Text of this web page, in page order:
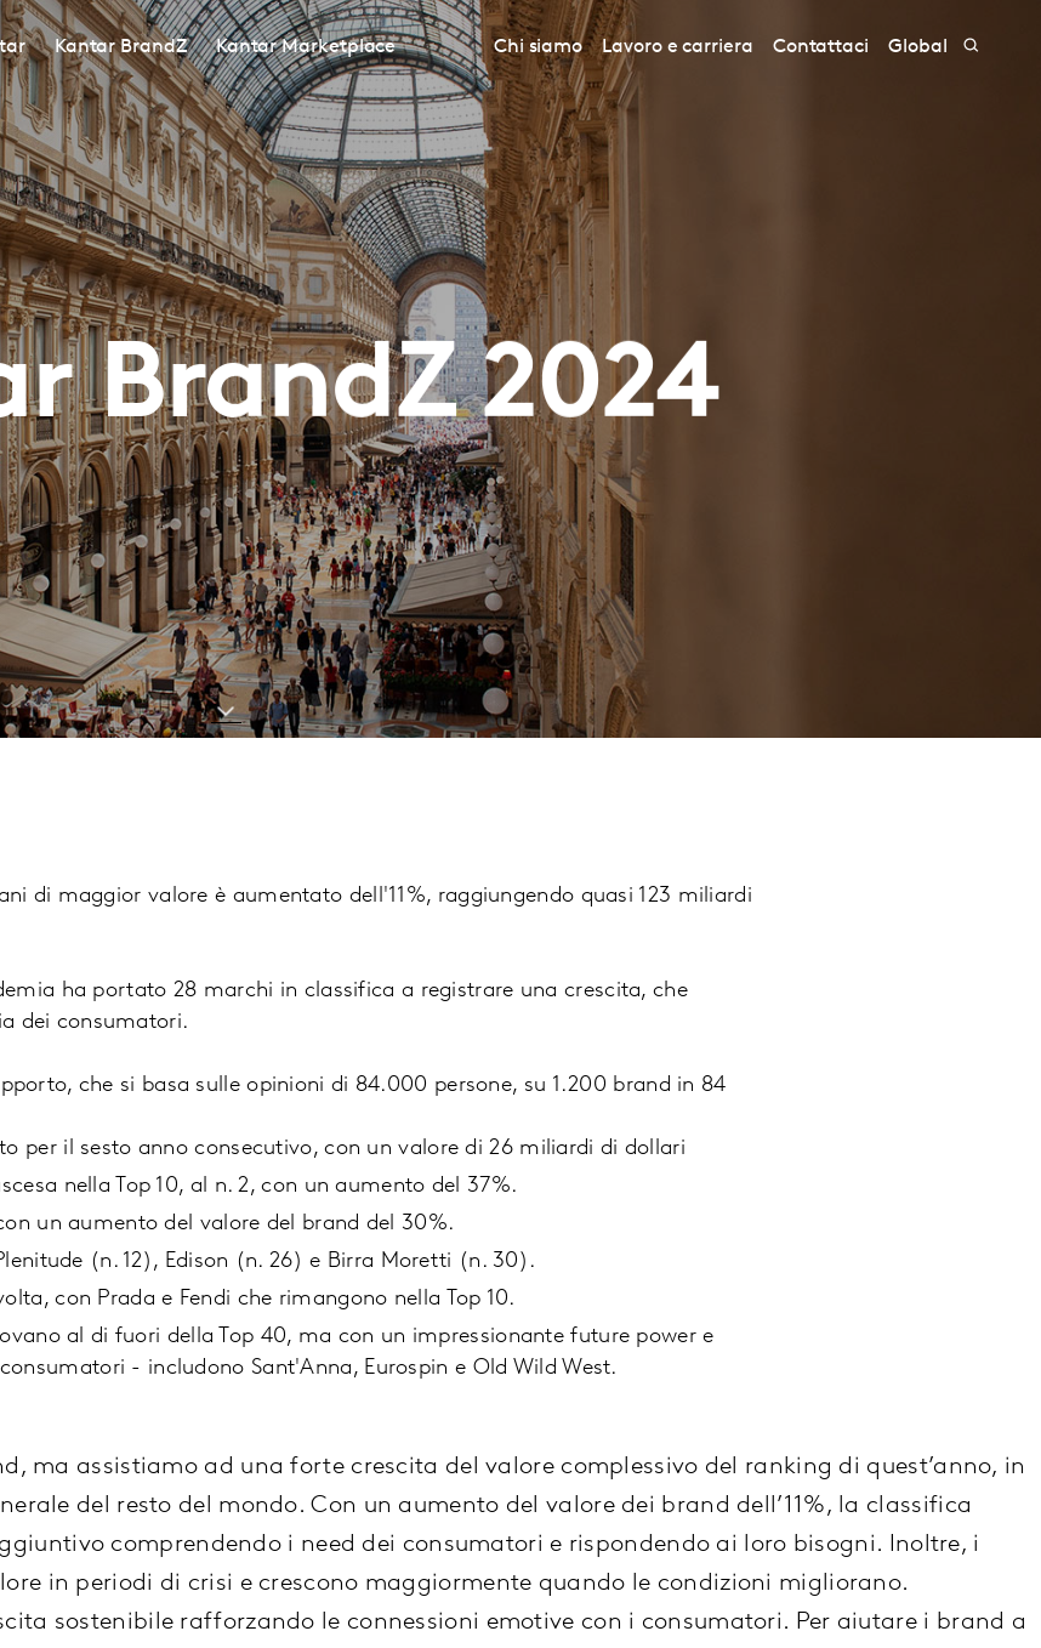
Kantar BrandZ Kantar Marketplace Chi siamo Lavoro e carriera Contattaci Global
BrandZ 2024
di maggior valore è aumentato dell'11%, raggiungendo quasi 123 miliardi
ha portato 28 marchi in classifica a registrare una crescita, che
dei consumatori.
che si basa sulle opinioni di 84.000 persone, su 1.200 brand in 84
per il sesto anno consecutivo, con un valore di 26 miliardi di dollari
nella Top 10, al n. 2, con un aumento del 37%.
un aumento del valore del brand del 30%.
(n. 12), Edison (n. 26) e Birra Moretti (n. 30).
con Prada e Fendi che rimangono nella Top 10.
al di fuori della Top 40, ma con un impressionante future power e
- includono Sant'Anna, Eurospin e Old Wild West.
ma assistiamo ad una forte crescita del valore complessivo del ranking di quest’anno, in
del resto del mondo. Con un aumento del valore dei brand dell’11%, la classifica
comprendendo i need dei consumatori e rispondendo ai loro bisogni. Inoltre, i
in periodi di crisi e crescono maggiormente quando le condizioni migliorano.
sostenibile rafforzando le connessioni emotive con i consumatori. Per aiutare i brand a